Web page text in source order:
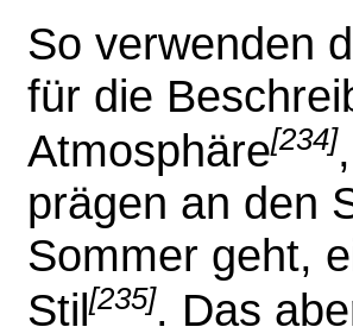
So verwenden
für die
Atmosphäre[234]
prägen an den
Sommer geht,
Stil[235]. Das